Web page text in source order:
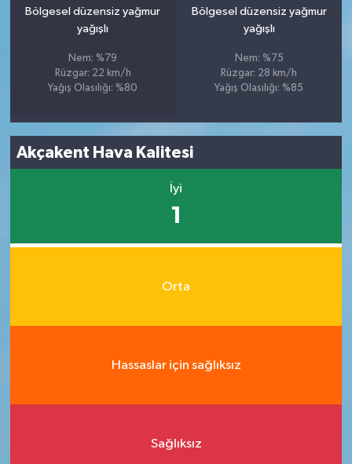
Bölgesel düzensiz yağmur
yağışlı
Nem: %79
Rüzgar: 22 km/h
Yağış Olasılığı: %80
Bölgesel düzensiz yağmur
yağışlı
Nem: %75
Rüzgar: 28 km/h
Yağış Olasılığı: %85
Akçakent Hava Kalitesi
İyi
1
Orta
Hassaslar için sağlıksız
Sağlıksız